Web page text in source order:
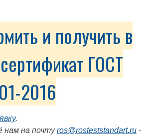
и получить в
ГОСТ
2016
.
нам на почтуros@rosteststandart.ru -